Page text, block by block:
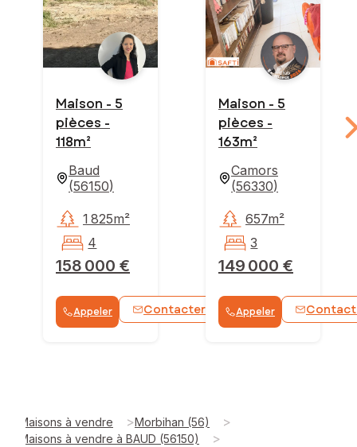
Maison - 5
pièces -
118m²
Baud
(56150)
158 000 €
1 825m²
4
Appeler Contacter WhatsApp
Maison - 5
pièces -
163m²
Camors
(56330)
149 000 €
657m²
3
Appeler
Maisons à vendre >Morbihan (56) >
Maisons à vendre à BAUD (56150) >